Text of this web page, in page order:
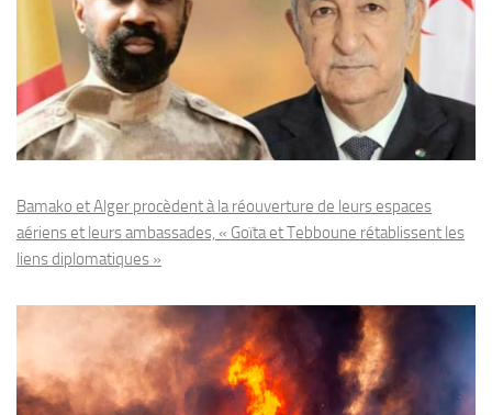
Bamako et Alger procèdent à la réouverture de leurs espaces
aériens et leurs ambassades, « Goïta et Tebboune rétablissent les
liens diplomatiques »